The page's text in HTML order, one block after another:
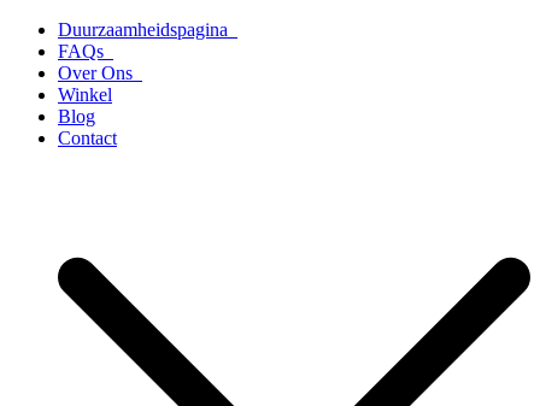
naar
inhoud
Duurzaamheidspagina
FAQs
Over Ons
Winkel
Blog
Contact